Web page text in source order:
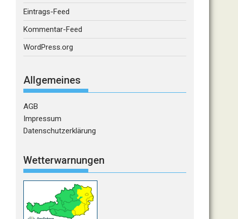
Eintrags-Feed
Kommentar-Feed
WordPress.org
Allgemeines
AGB
Impressum
Datenschutzerklärung
Wetterwarnungen